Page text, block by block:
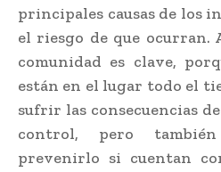
principales causas de los
el riesgo de que ocurran.
comunidad es clave,
están en el lugar todo el
sufrir las consecuencias
control, pero
prevenirlo si cuentan